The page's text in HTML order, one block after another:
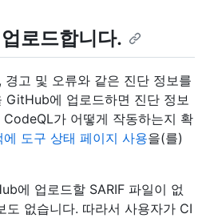
로드합니다.
고 및 오류와 같은 진단 정보를
GitHub에 업로드하면 진단 정보
가 어떻게 작동하는지 확
에 도구 상태 페이지 사용을(를)
에 업로드할 SARIF 파일이 없
없습니다. 따라서 사용자가 CI